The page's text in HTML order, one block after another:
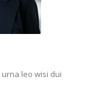
leo wisi dui